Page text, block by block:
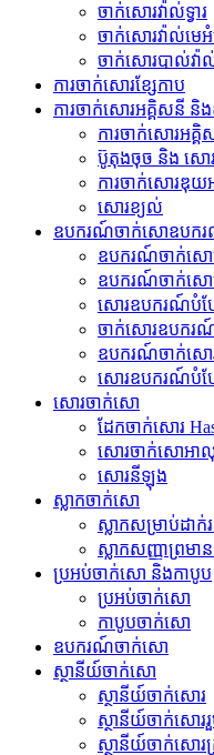
ចាក់សោរវ៉ាល់ទ្វារ
ចាក់សោរវ៉ាល់មេ
ចាក់សោរបាល់វ៉ា
ការចាក់សោរខ្សែកាប
ការចាក់សោរអគ្គិសនី និ
ការចាក់សោរអគ្
ប៊ូតុងចុច និង សោ
ការចាក់សោរឌុយ
សោរ​ខ្យល់
ឧបករណ៍​ចាក់សោ​ឧបករ
ឧបករណ៍​ចាក់សោ​
ឧបករណ៍​ចាក់សោ​ស
សោរ​ឧបករណ៍​បំប
ចាក់សោរឧបករ
ឧបករណ៍ចាក់សោ
សោរ​ឧបករណ៍​បំប
សោរចាក់សោ
ដែកចាក់សោរ
សោរចាក់សោអ
សោរ​នីឡុង
ស្លាកចាក់សោ
ស្លាក​សម្រាប់​ដាក់​
ស្លាកសញ្ញាព្រមា
ប្រអប់ចាក់សោ និងកាបូប
ប្រអប់ចាក់សោ
កាបូបចាក់សោ
ឧបករណ៍ចាក់សោ
ស្ថានីយ៍ចាក់សោ
ស្ថានីយ៍ចាក់សោរ
ស្ថានីយ៍ចាក់សោររួ
ស្ថានីយ៍ចាក់សោរ